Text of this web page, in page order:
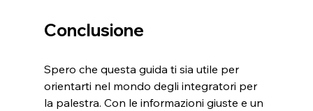
Conclusione
Spero che questa guida ti sia utile per
orientarti nel mondo degli integratori per
la palestra. Con le informazioni giuste e un